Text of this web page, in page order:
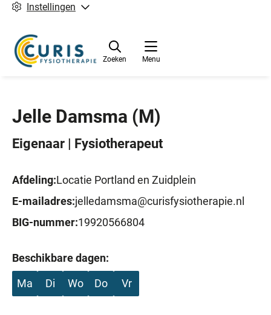
Instellingen
Menu
Zoeken
Jelle Damsma (M)
Eigenaar | Fysiotherapeut
Afdeling:Locatie Portland en Zuidplein
E-mailadres:jelledamsma@curisfysiotherapie.nl
BIG-nummer:19920566804
Beschikbare dagen:
Ma
Di Wo Do Vr